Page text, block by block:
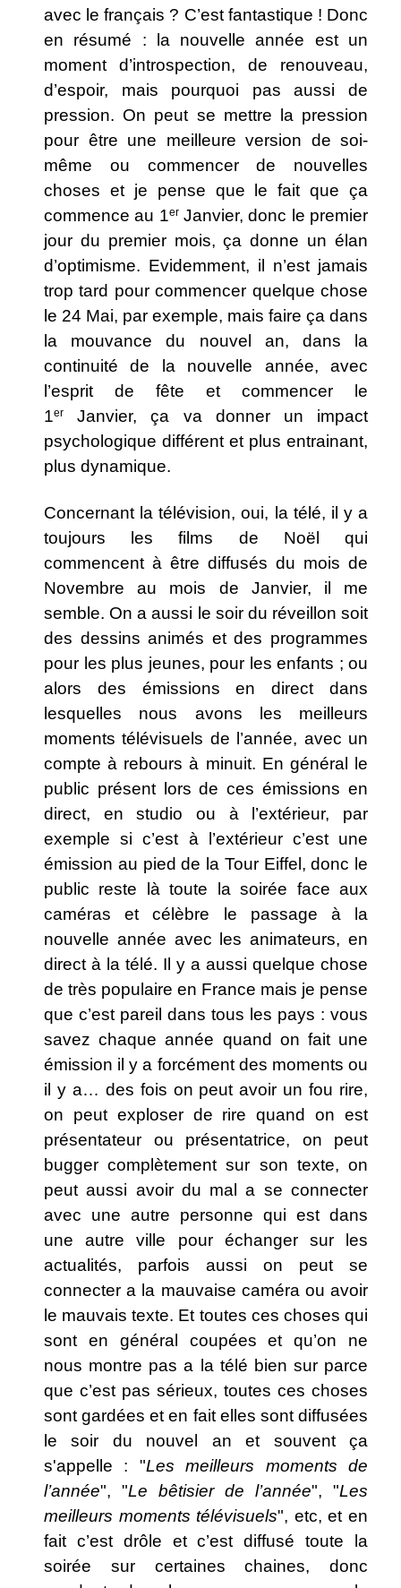
avec le français ? C’est fantastique ! Donc
en résumé : la nouvelle année est un
moment d’introspection, de renouveau,
d’espoir, mais pourquoi pas aussi de
pression. On peut se mettre la pression
pour être une meilleure version de soi-
même ou commencer de nouvelles
choses et je pense que le fait que ça
commence au 1erJanvier, donc le premier
jour du premier mois, ça donne un élan
d’optimisme. Evidemment, il n’est jamais
trop tard pour commencer quelque chose
le 24 Mai, par exemple, mais faire ça dans
la mouvance du nouvel an, dans la
continuité de la nouvelle année, avec
l’esprit de fête et commencer le
1er
Janvier, ça va donner un impact
psychologique différent et plus entrainant,
plus dynamique.
Concernant la télévision, oui, la télé, il y a
toujours les films de Noël qui
commencent à être diffusés du mois de
Novembre au mois de Janvier, il me
semble. On a aussi le soir du réveillon soit
des dessins animés et des programmes
pour les plus jeunes, pour les enfants ; ou
alors des émissions en direct dans
lesquelles nous avons les meilleurs
moments télévisuels de l’année, avec un
compte à rebours à minuit. En général le
public présent lors de ces émissions en
direct, en studio ou à l’extérieur, par
exemple si c’est à l’extérieur c’est une
émission au pied de la Tour Eiffel, donc le
public reste là toute la soirée face aux
caméras et célèbre le passage à la
nouvelle année avec les animateurs, en
direct à la télé. Il y a aussi quelque chose
de très populaire en France mais je pense
que c’est pareil dans tous les pays : vous
savez chaque année quand on fait une
émission il y a forcément des moments ou
il y a… des fois on peut avoir un fou rire,
on peut exploser de rire quand on est
présentateur ou présentatrice, on peut
bugger complètement sur son texte, on
peut aussi avoir du mal a se connecter
avec une autre personne qui est dans
une autre ville pour échanger sur les
actualités, parfois aussi on peut se
connecter a la mauvaise caméra ou avoir
le mauvais texte. Et toutes ces choses qui
sont en général coupées et qu’on ne
nous montre pas a la télé bien sur parce
que c’est pas sérieux, toutes ces choses
sont gardées et en fait elles sont diffusées
le soir du nouvel an et souvent ça
s'appelle : "Les meilleurs moments de
l’année", "Le bêtisier de l’année", "Les
meilleurs moments télévisuels", etc, et en
fait c’est drôle et c’est diffusé toute la
soirée sur certaines chaines, donc